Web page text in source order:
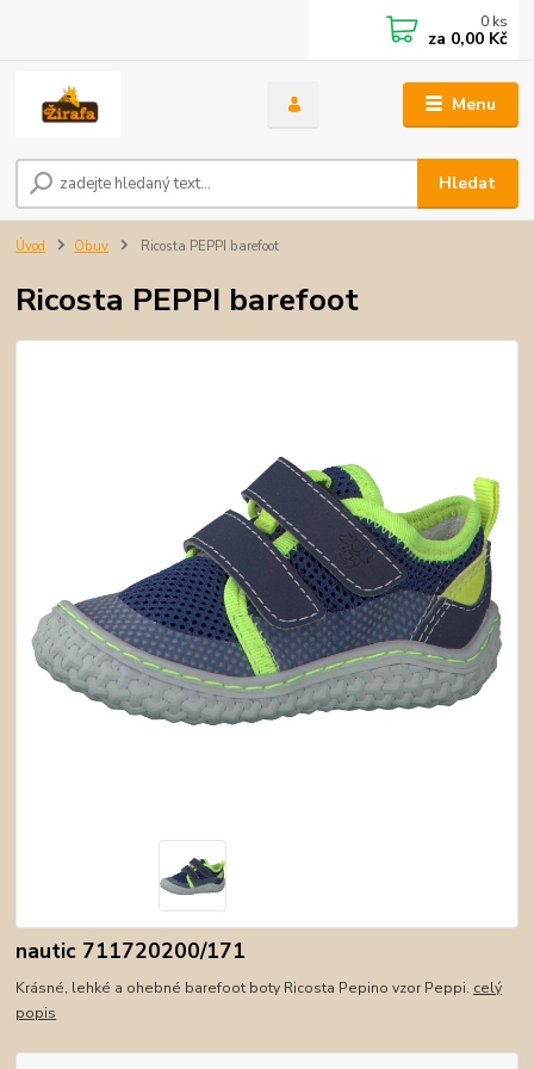
Menu
Hledat
0 ks
za 0,00 Kč
Úvod Obuv Ricosta PEPPI barefoot
Ricosta PEPPI barefoot
nautic 711720200/171
Krásné, lehké a ohebné barefoot boty Ricosta Pepino vzor Peppi. celý
popis